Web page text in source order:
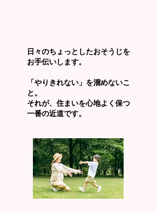
日々のちょっとしたおそうじを
お手伝いします。
​「やりきれない」を溜めないこ
と。
​それが、住まいを心地よく保つ
一番の近道です。